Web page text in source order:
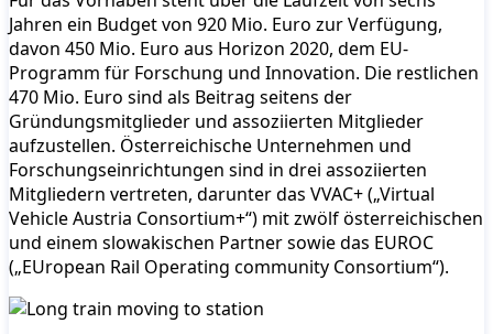
Jahren ein Budget von 920 Mio. Euro zur Verfügung,
davon 450 Mio. Euro aus Horizon 2020, dem EU-
Programm für Forschung und Innovation. Die restlichen
470 Mio. Euro sind als Beitrag seitens der
Gründungsmitglieder und assoziierten Mitglieder
aufzustellen. Österreichische Unternehmen und
Forschungseinrichtungen sind in drei assoziierten
Mitgliedern vertreten, darunter das VVAC+ („Virtual
Vehicle Austria Consortium+“) mit zwölf österreichischen
und einem slowakischen Partner sowie das EUROC
(„EUropean Rail Operating community Consortium“).